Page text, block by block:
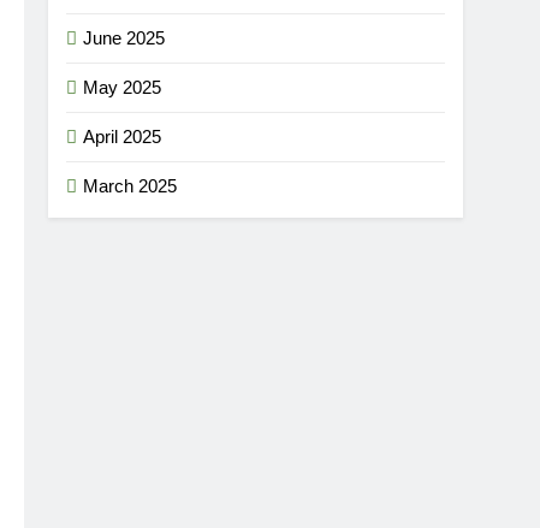
June 2025
May 2025
April 2025
March 2025